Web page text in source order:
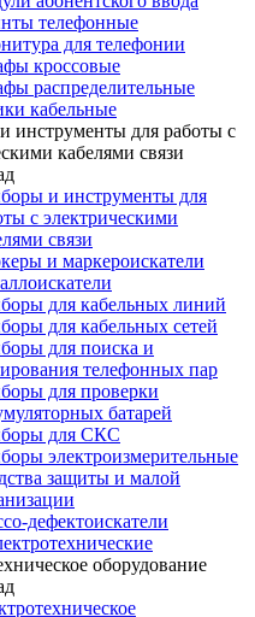
телефонные
для телефонии
кроссовые
распределительные
кабельные
инструменты для работы с
кабелями связи
и инструменты для
с электрическими
связи
и маркероискатели
для кабельных линий
для кабельных сетей
для поиска и
телефонных пар
для проверки
батарей
для СКС
электроизмерительные
защиты и малой
дефектоискатели
оборудование